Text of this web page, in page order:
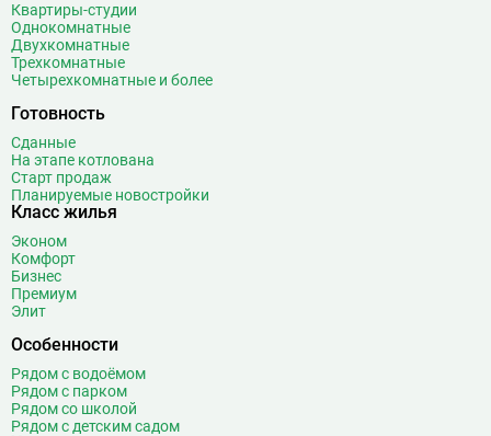
Беломорская
Белорусская
Беляево
Бибирево
Битцевский парк
Борисово
Боровицкая
Братиславская
Бульвар Дмитрия Донского
Бульвар Рокоссовского
Бунинская аллея
Бутырская
Квартиры-студии
Однокомнатные
Двухкомнатные
Трехкомнатные
Четырехкомнатные и более
Готовность
Сданные
На этапе котлована
Старт продаж
Планируемые новостройки
Класс жилья
Эконом
Комфорт
Бизнес
Премиум
Элит
Особенности
Рядом с водоёмом
Рядом с парком
Рядом со школой
Рядом с детским садом